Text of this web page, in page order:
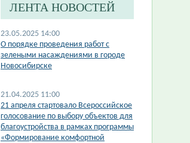
ЛЕНТА НОВОСТЕЙ
23.05.2025 14:00
О порядке проведения работ с
зелеными насаждениями в городе
Новосибирске
21.04.2025 11:00
21 апреля стартовало Всероссийское
голосование по выбору объектов для
благоустройства в рамках программы
«Формирование комфортной